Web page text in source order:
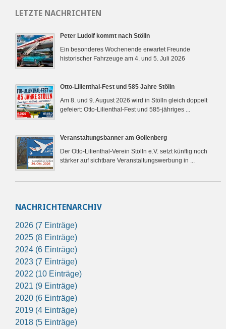
LETZTE NACHRICHTEN
Peter Ludolf kommt nach Stölln
Ein besonderes Wochenende erwartet Freunde
historischer Fahrzeuge am 4. und 5. Juli 2026
Otto-Lilienthal-Fest und 585 Jahre Stölln
Am 8. und 9. August 2026 wird in Stölln gleich doppelt
gefeiert: Otto-Lilienthal-Fest und 585-jähriges ...
Veranstaltungsbanner am Gollenberg
Der Otto-Lilienthal-Verein Stölln e.V. setzt künftig noch
stärker auf sichtbare Veranstaltungswerbung in ...
NACHRICHTENARCHIV
2026 (7 Einträge)
2025 (8 Einträge)
2024 (6 Einträge)
2023 (7 Einträge)
2022 (10 Einträge)
2021 (9 Einträge)
2020 (6 Einträge)
2019 (4 Einträge)
2018 (5 Einträge)